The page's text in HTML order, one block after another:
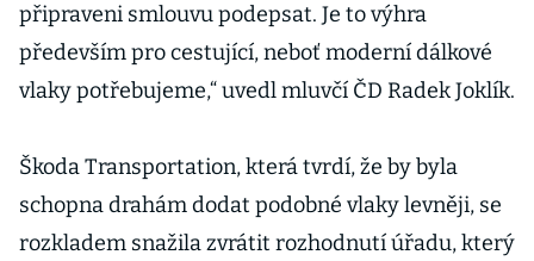
připraveni smlouvu podepsat. Je to výhra
především pro cestující, neboť moderní dálkové
vlaky potřebujeme,“ uvedl mluvčí ČD Radek Joklík.
Škoda Transportation, která tvrdí, že by byla
schopna drahám dodat podobné vlaky levněji, se
rozkladem snažila zvrátit rozhodnutí úřadu, který